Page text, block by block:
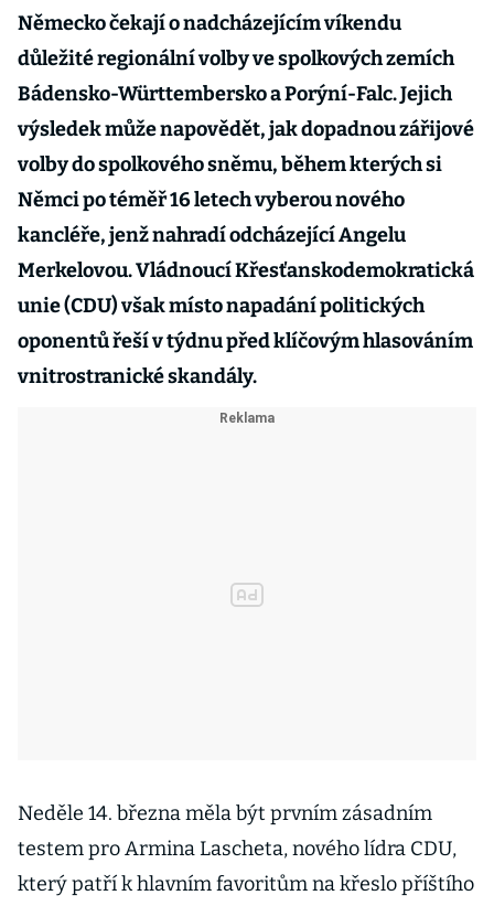
Německo čekají o nadcházejícím víkendu
důležité regionální volby ve spolkových zemích
Bádensko-Württembersko a Porýní-Falc. Jejich
výsledek může napovědět, jak dopadnou zářijové
volby do spolkového sněmu, během kterých si
Němci po téměř 16 letech vyberou nového
kancléře, jenž nahradí odcházející Angelu
Merkelovou. Vládnoucí Křesťanskodemokratická
unie (CDU) však místo napadání politických
oponentů řeší v týdnu před klíčovým hlasováním
vnitrostranické skandály.
Neděle 14. března měla být prvním zásadním
testem pro Armina Lascheta, nového lídra CDU,
který patří k hlavním favoritům na křeslo příštího